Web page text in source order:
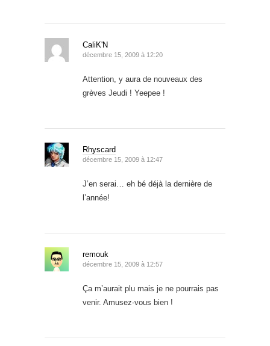
CaliK'N
décembre 15, 2009 à 12:20
Attention, y aura de nouveaux des
grèves Jeudi ! Yeepee !
Rhyscard
décembre 15, 2009 à 12:47
J’en serai… eh bé déjà la dernière de
l’année!
remouk
décembre 15, 2009 à 12:57
Ça m’aurait plu mais je ne pourrais pas
venir. Amusez-vous bien !